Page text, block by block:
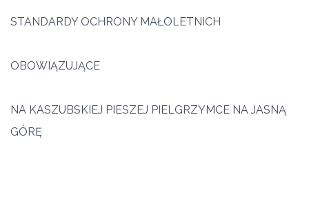
STANDARDY OCHRONY MAŁOLETNICH
OBOWIĄZUJĄCE
NA KASZUBSKIEJ PIESZEJ PIELGRZYMCE NA JASNĄ
GÓRĘ